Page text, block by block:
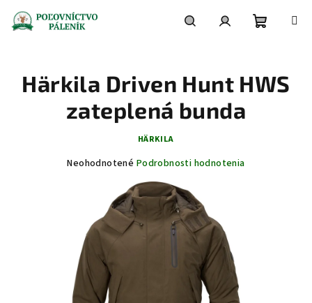
obsah
košík
Härkila Driven Hunt HWS
zateplená bunda
HÄRKILA
Priemerné
hviezdičiek.
Neohodnotené Podrobnosti hodnotenia